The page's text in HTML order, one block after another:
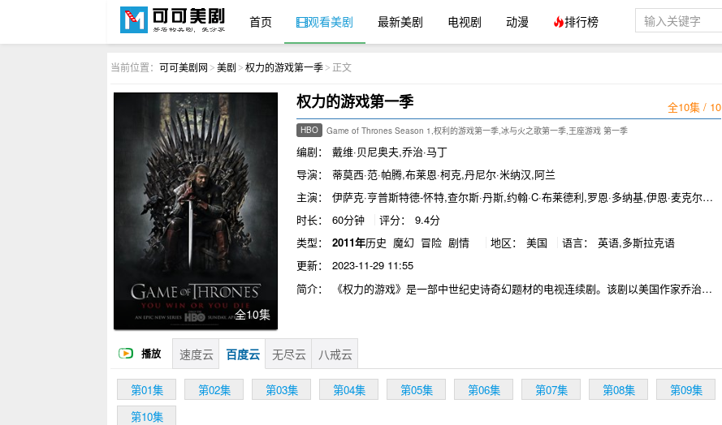
可可美剧网
首页 观看美剧 最新美剧 电视剧 动漫 排行榜
当前位置： 可可美剧网 > 美剧 > 权力的游戏第一季 > 正文
全10集
权力的游戏第一季 全10集 / 10
HBO Game of Thrones Season 1,权利的游戏第一季,冰与火之歌第一季,王座游戏 第一季
编剧：
戴维·贝尼奥夫,乔治·马丁
导演：
蒂莫西·范·帕腾,布莱恩·柯克,丹尼尔·米纳汉,阿兰
主演：
伊萨克·亨普斯特德-怀特,查尔斯·丹斯,约翰·C·布莱德利,罗恩·多纳基,伊恩·麦克尔希
尼,肖恩·宾,米歇尔·费尔利,..
时长： 60分钟 评分：
9.4分
类型：
2011年历史 魔幻 冒险 剧情 地区： 美国 语言：
英语,多斯拉克语
更新：
2023-11-29 11:55
简介：
《权力的游戏》是一部中世纪史诗奇幻题材的电视连续剧。该剧以美国作家乔治
似亚欧大陆。故事从维斯特洛大陆边境处发现远古传说中早已灭 绝的生物开始，预示着危
险即将到来。而这片大陆的临冬城主暨北境统领艾德史塔克家族也迎来了老友兼国王劳勃·
拜拉席恩的来访。国王希望艾德·史塔克（肖恩·宾 Sean Bean 饰）能担任首相一职，对抗
企图夺取铁王座的叛军。危情一触即发，整个王国看似平和的表面下却是波涛暗涌。权高
位重的拜拉席恩家族、勇敢善良的史塔克家族、企图谋取王位的坦格利安家族、有着不可
播放 速度云 百度云 无尽云 八戒云
第01集 第02集 第03集 第04集 第05集 第06集 第07集 第08集
第09集
第10集